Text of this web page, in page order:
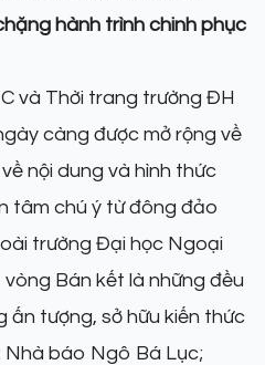
hành trình chinh phục
và Thời trang trường ĐH
càng được mở rộng về
nội dung và hình thức
tâm chú ý từ đông đảo
trường Đại học Ngoại
Bán kết là những đều
ấn tượng, sở hữu kiến thức
Nhà báo Ngô Bá Lục;